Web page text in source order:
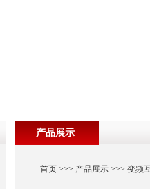
产品展示
首页>>> 产品展示>>> 变频